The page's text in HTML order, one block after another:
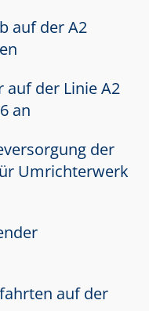
auf der A2
auf der Linie A2
an
der
Umrichterwerk
auf der